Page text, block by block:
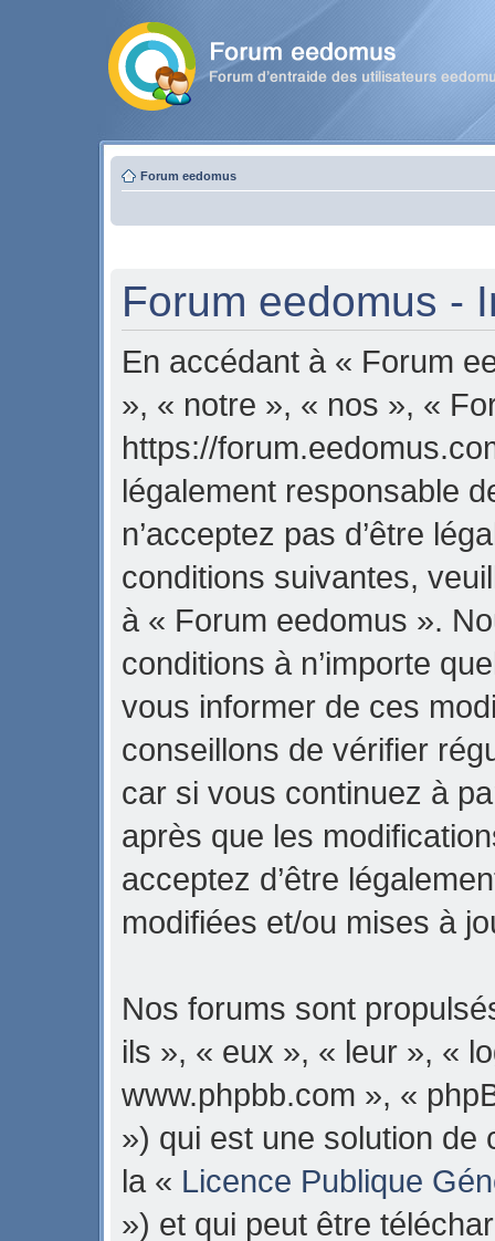
Forum eedomus
Forum eedomus -
En accédant à « Forum
», « notre », « nos », «
https://
légalement responsable
n’acceptez pas d’être
conditions suivantes,
à « Forum eedomus ».
conditions à n’importe
vous informer de ces
conseillons de vérifier
car si vous continuez à
après que les
acceptez d’être
modifiées et/ou mises à
Nos forums sont
ils », « eux », « leur », «
www.phpbb.com », «
») qui est une solution de
la « Licence Publique
») et qui peut être